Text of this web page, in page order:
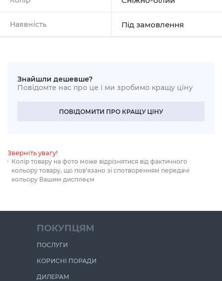
Наявність Під замовлення
Знайшли дешевше?
Повідомте нас про це і ми зробимо кращу ціну
ПОВІДОМИТИ ПРО КРАЩУ ЦІНУ
Зверніть увагу!
Колір товару на фото може відрізнятися від фактичного
кольору товару, що пов‘язано зі спотворенням передачі
кольору Вашим дисплеєм
ПОКУПЦЯМ
ПОСЛУГИ
КОРИСНІ ПОРАДИ
ДИЛЕРАМ